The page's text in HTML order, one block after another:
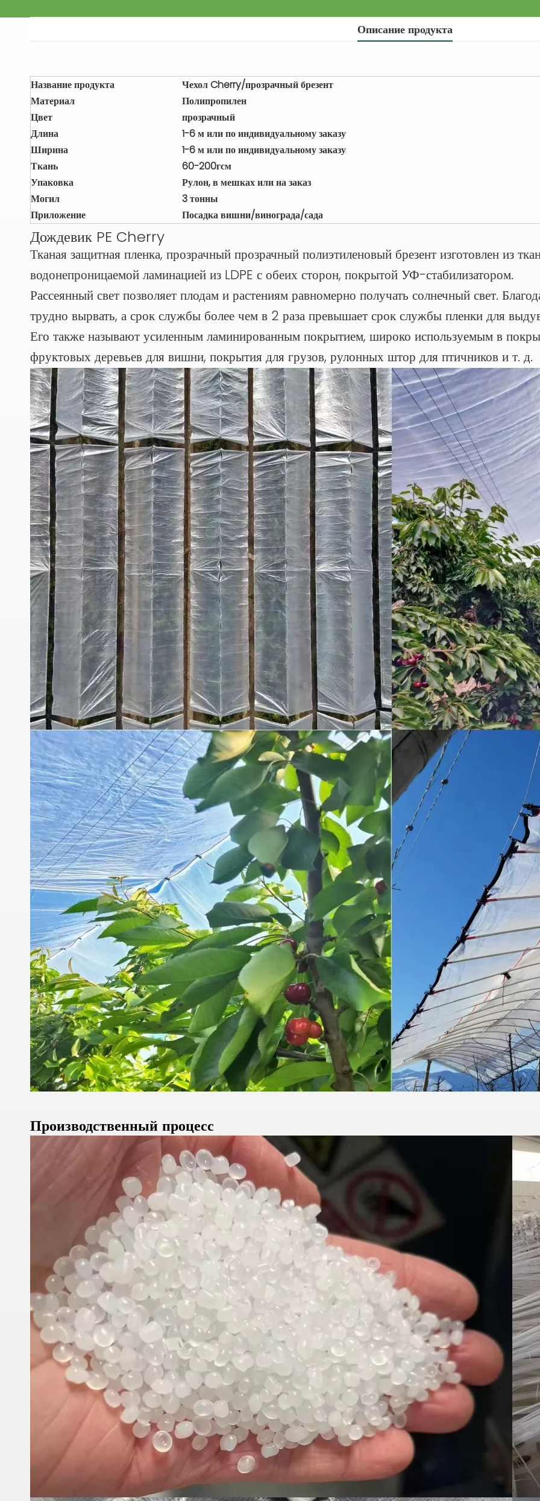
Описание продукта
Название продукта
Чехол Cherry/прозрачный брезент
Материал
Полипропилен
Цвет
прозрачный
Длина
1-6 м или по индивидуальному заказу
Ширина
1-6 м или по индивидуальному заказу
Ткань
60-200гсм
Упаковка
Рулон, в мешках или на заказ
Могил
3 тонны
Приложение
Посадка вишни/винограда/сада
Дождевик PE Cherry
Тканая защитная пленка, прозрачный прозрачный полиэтиленовый брезент изготовлен из
водонепроницаемой ламинацией из LDPE с обеих сторон, покрытой УФ-стабилизатором.
Рассеянный свет позволяет плодам и растениям равномерно получать солнечный свет.
трудно вырвать, а срок службы более чем в 2 раза превышает срок службы пленки для
Его также называют усиленным ламинированным покрытием, широко используемым в
фруктовых деревьев для вишни, покрытия для грузов, рулонных штор для птичников и т. д.
Производственный процесс